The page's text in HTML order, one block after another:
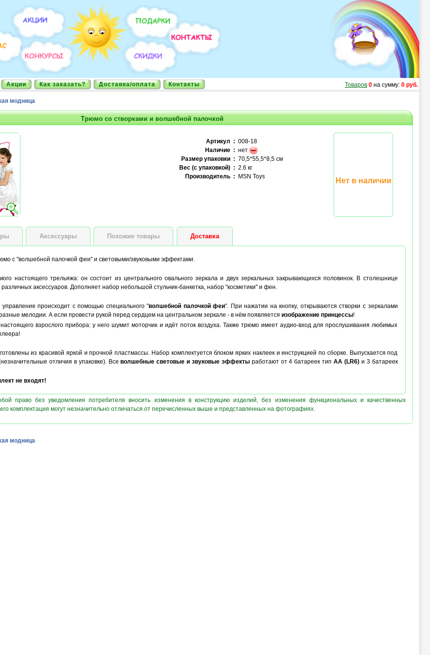
Акции Как заказать? Доставка/оплата Контакты Товаров 0 на сумму: 0 руб.
модница
Трюмо со створками и волшебной палочкой
Артикул : 008-18
Наличие : нет
Размер упаковки : 70,5*55,5*8,5 см
Вес (с упаковкой) : 2.6 кг
Производитель : MSN Toys Нет в наличии
Аксессуары Похожие товары Доставка
с "волшебной палочкой феи" и световыми/звуковыми эффектами.
настоящего трельяжа: он состоит из центрального овального зеркала и двух зеркальных закрывающихся половинок. В столешнице
аксессуаров. Дополняет набор небольшой стульчик-банкетка, набор "косметики" и фен.
происходит с помощью специального "волшебной палочкой феи". При нажатии на кнопку, открываются створки с зеркалами
мелодии. А если провести рукой перед сердцем на центральном зеркале - в нём появляется изображение принцессы!
взрослого прибора: у него шумит моторчик и идёт поток воздуха. Также трюмо имеет аудио-вход для прослушивания любимых
из красивой яркой и прочной пластмассы. Набор комплектуется блоком ярких наклеек и инструкцией по сборке. Выпускается под
отличия в упаковке). Всеволшебные световые и звуковые эффектыработают от 4 батареек типAA (LR6)и 3 батареек
не входят!
право без уведомления потребителя вносить изменения в конструкцию изделий, без изменения функциональных и качественных
комплектация могут незначительно отличаться от перечисленных выше и представленных на фотографиях.
модница